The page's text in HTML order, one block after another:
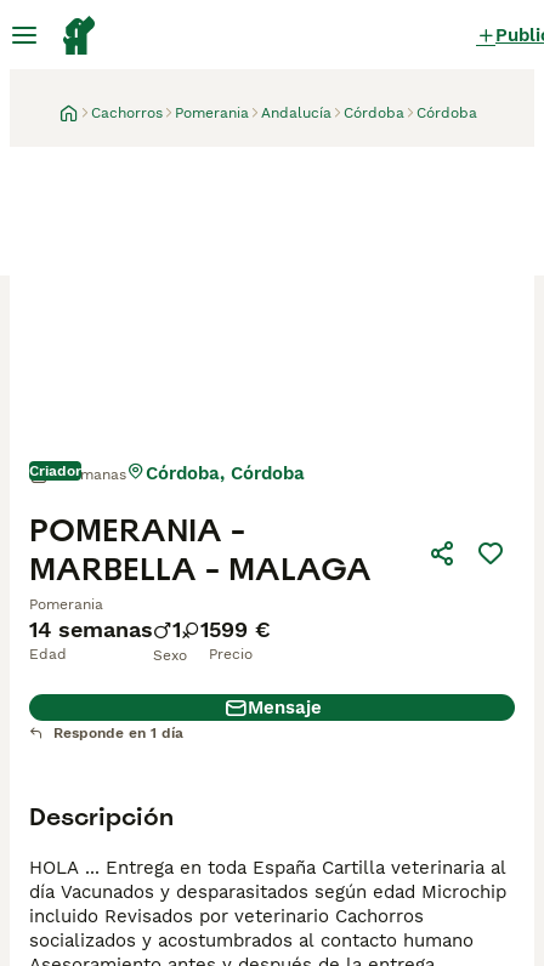
Cachorros Pomerania Andalucía Córdoba Córdoba
Criador
14 semanas
Edad
1 1
Sexo
599 €
Precio
POMERANIA -
MARBELLA - MALAGA
Pomerania
3 semanas Córdoba, Córdoba
Mensaje
Responde en 1 día
Descripción
HOLA ... Entrega en toda España Cartilla veterinaria al
día Vacunados y desparasitados según edad Microchip
incluido Revisados por veterinario Cachorros
socializados y acostumbrados al contacto humano